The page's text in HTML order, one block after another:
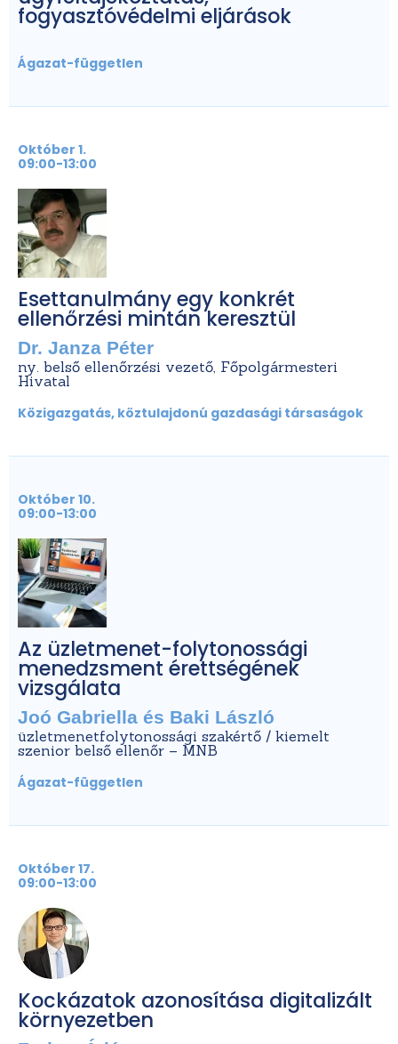
fogyasztóvédelmi eljárások
Ágazat-független
Október 1.
09:00-13:00
Esettanulmány egy konkrét
ellenőrzési mintán keresztül
Dr. Janza Péter
ny. belső ellenőrzési vezető, Főpolgármesteri
Hivatal
Közigazgatás, köztulajdonú gazdasági társaságok
Október 10.
09:00-13:00
Az üzletmenet-folytonossági
menedzsment érettségének
vizsgálata
Joó Gabriella és Baki László
üzletmenetfolytonossági szakértő / kiemelt
szenior belső ellenőr – MNB
Ágazat-független
Október 17.
09:00-13:00
Kockázatok azonosítása digitalizált
környezetben